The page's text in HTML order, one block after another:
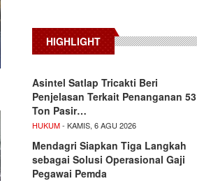
HIGHLIGHT
Asintel Satlap Tricakti Beri
Penjelasan Terkait Penanganan 53
Ton Pasir…
HUKUM- KAMIS, 6 AGU 2026
Mendagri Siapkan Tiga Langkah
sebagai Solusi Operasional Gaji
Pegawai Pemda